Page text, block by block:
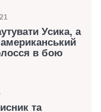
Усика, а
в бою
та